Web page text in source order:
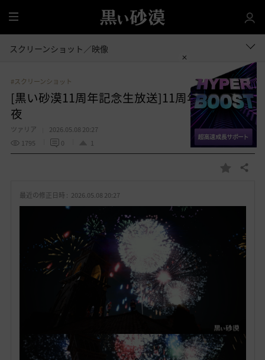
全
体
スクリーンショット／映像
#スクリーンショット
[黒い砂漠11周年記念生放送]11周年・花火の
夜
ツァリア
2026.05.08 20:27
1795
0 1
お 共有する
最近の修正日時 : 2026.05.08 20:27